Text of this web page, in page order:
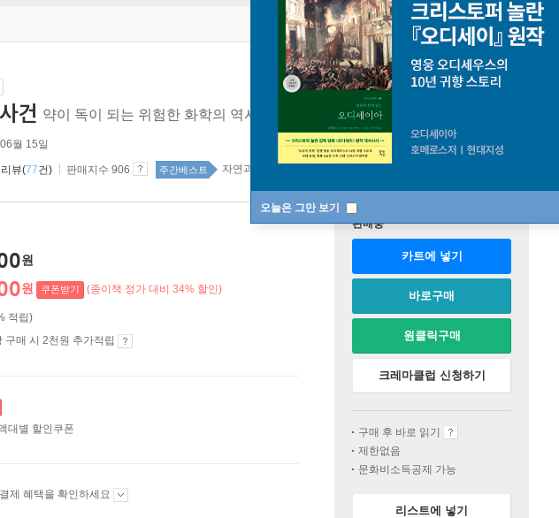
오늘은 그만 보기
건 약이 독이 되는 위험한 화학의 역사
월 15일
뷰(77건) 판매지수 906 주간베스트 자연과학 10위
원
원 쿠폰받기 (종이책 정가 대비 34% 할인)
적립)
구매 시 2천원 추가적립
대별 할인쿠폰
제 혜택을 확인하세요
판매중
카트에 넣기
바로구매
원클릭구매
크레마클럽 신청하기
구매 후 바로 읽기
제한없음
문화비소득공제 가능
리스트에 넣기